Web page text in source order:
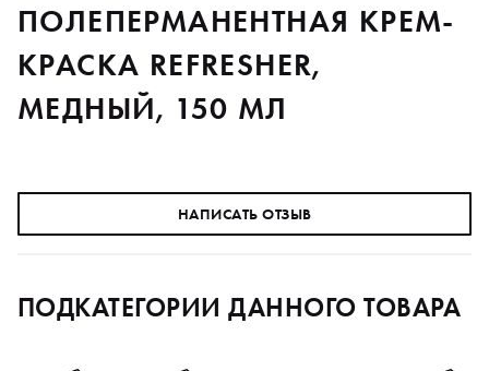
ПОЛЕПЕРМАНЕНТНАЯ КРЕМ-
КРАСКА REFRESHER,
МЕДНЫЙ, 150 МЛ
НАПИСАТЬ ОТЗЫВ
ПОДКАТЕГОРИИ ДАННОГО ТОВАРА